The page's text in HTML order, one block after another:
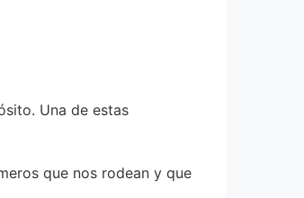
Una de estas
que nos rodean y que